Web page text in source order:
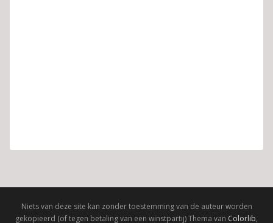
Niets van deze site kan zonder toestemming van de auteur worden
gekopieerd (of tegen betaling van een winstpartij) Thema van Colorlib,